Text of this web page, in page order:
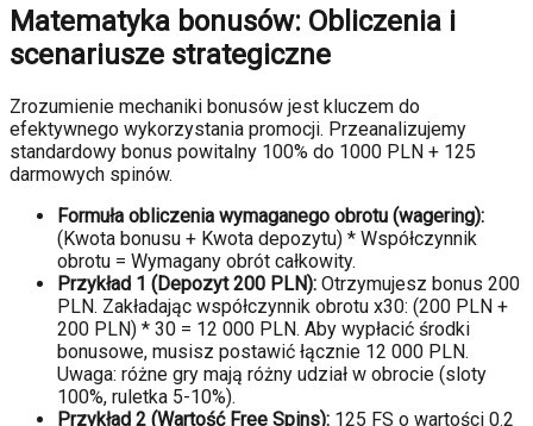
Matematyka bonusów: Obliczenia i
scenariusze strategiczne
Zrozumienie mechaniki bonusów jest kluczem do
efektywnego wykorzystania promocji. Przeanalizujemy
standardowy bonus powitalny 100% do 1000 PLN + 125
darmowych spinów.
Formuła obliczenia wymaganego obrotu (wagering):
(Kwota bonusu + Kwota depozytu) * Współczynnik
obrotu = Wymagany obrót całkowity.
Przykład 1 (Depozyt 200 PLN): Otrzymujesz bonus 200
PLN. Zakładając współczynnik obrotu x30: (200 PLN +
200 PLN) * 30 = 12 000 PLN. Aby wypłacić środki
bonusowe, musisz postawić łącznie 12 000 PLN.
Uwaga: różne gry mają różny udział w obrocie (sloty
100%, ruletka 5-10%).
Przykład 2 (Wartość Free Spins): 125 FS o wartości 0.2